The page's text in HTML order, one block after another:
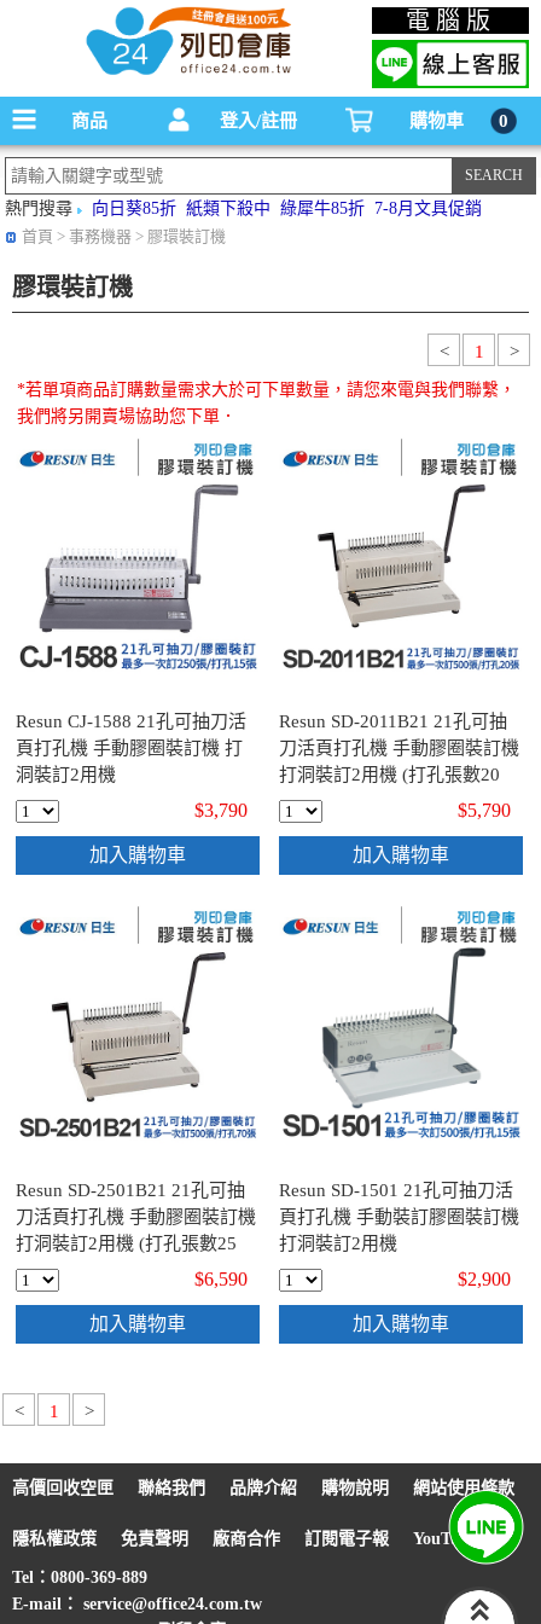
碳粉匣，墨水匣,原廠碳粉匣，副廠碳粉匣，環保碳粉匣,連續供墨印表機-office24列印
倉庫線上購物手機版
電腦版
商品 登入/註冊 購物車 0
熱門搜尋 向日葵85折 紙類下殺中 綠犀牛85折 7-8月文具促銷
首頁 > 事務機器 > 膠環裝訂機
膠環裝訂機
< 1 >
*若單項商品訂購數量需求大於可下單數量，請您來電與我們聯繫，
我們將另開賣場協助您下單．
Resun CJ-1588 21孔可抽刀活
頁打孔機 手動膠圈裝訂機 打
洞裝訂2用機
$3,790
加入購物車
Resun SD-2011B21 21孔可抽
刀活頁打孔機 手動膠圈裝訂機
打洞裝訂2用機 (打孔張數20
張)
$5,790
加入購物車
Resun SD-2501B21 21孔可抽
刀活頁打孔機 手動膠圈裝訂機
打洞裝訂2用機 (打孔張數25
張)
$6,590
加入購物車
Resun SD-1501 21孔可抽刀活
頁打孔機 手動裝訂膠圈裝訂機
打洞裝訂2用機
$2,900
加入購物車
< 1 >
高價回收空匣 聯絡我們 品牌介紹 購物說明 網站使用條款
隱私權政策 免責聲明 廠商合作 訂閱電子報 YouTube
Tel：0800-369-889
E-mail： service@office24.com.tw